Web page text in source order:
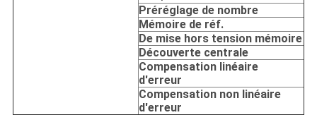
Préréglage de nombre
Mémoire de réf.
De mise hors tension mémoire
Découverte centrale
Compensation linéaire
d'erreur
Compensation non linéaire
d'erreur